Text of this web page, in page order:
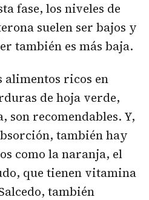
fase, los niveles de
suelen ser bajos y
también es más baja.
alimentos ricos en
de hoja verde,
son recomendables. Y,
también hay
como la naranja, el
que tienen vitamina
también